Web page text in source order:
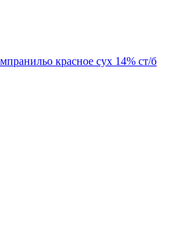
красное сух 14% ст/б